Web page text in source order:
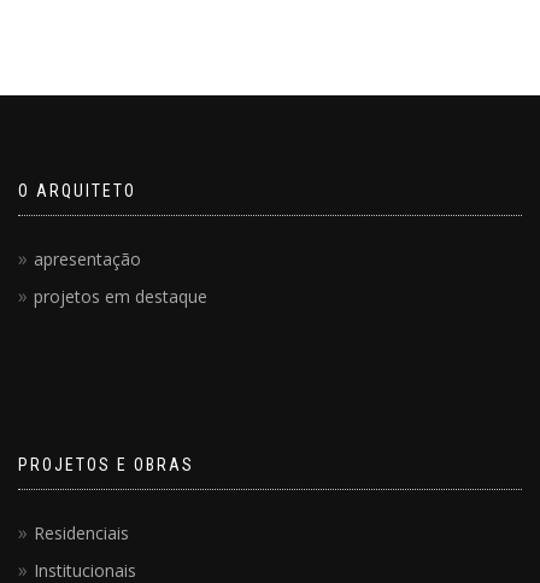
O ARQUITETO
apresentação
projetos em destaque
PROJETOS E OBRAS
Residenciais
Institucionais